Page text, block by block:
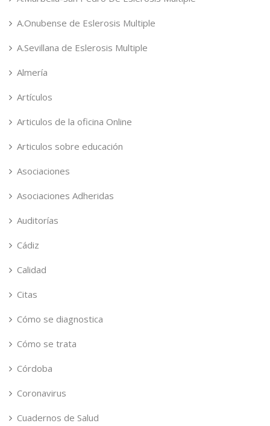
A.Onubense de Eslerosis Multiple
A.Sevillana de Eslerosis Multiple
Almería
Artículos
Articulos de la oficina Online
Articulos sobre educación
Asociaciones
Asociaciones Adheridas
Auditorías
Cádiz
Calidad
Citas
Cómo se diagnostica
Cómo se trata
Córdoba
Coronavirus
Cuadernos de Salud